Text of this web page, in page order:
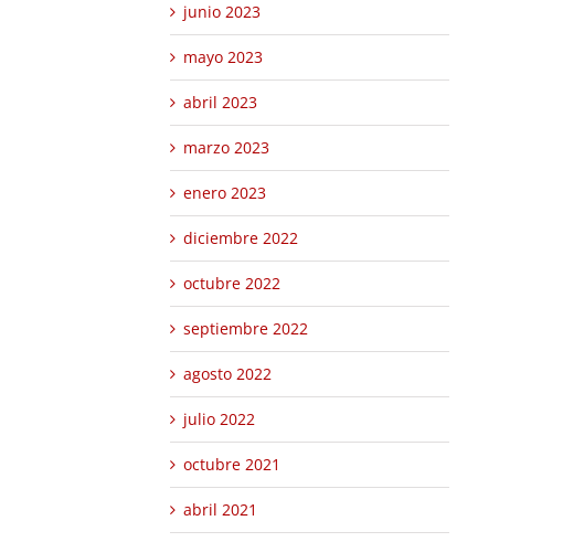
junio 2023
mayo 2023
abril 2023
marzo 2023
enero 2023
diciembre 2022
octubre 2022
septiembre 2022
agosto 2022
julio 2022
octubre 2021
abril 2021